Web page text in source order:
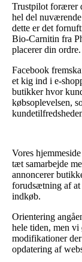
Trustpilot forærer
hel del
dette er det
Bio-Carnitin fra
placerer din ordre.
Facebook
et kig ind i e-
butikker hvor
købsoplevelsen,
Vores
tæt samarbejde
annoncerer
forudsætning af at
indkøb.
Orientering
hele tiden, men
modifikationer
opdatering af